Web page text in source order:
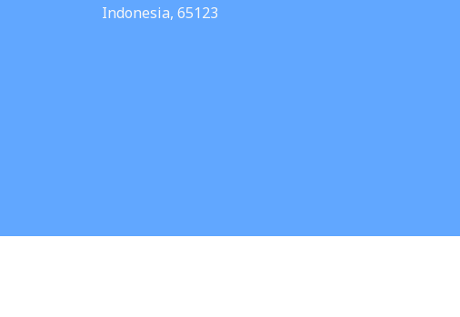
Indonesia, 65123